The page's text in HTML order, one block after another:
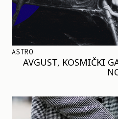
ASTRO
AVGUST, KOSMIČKI